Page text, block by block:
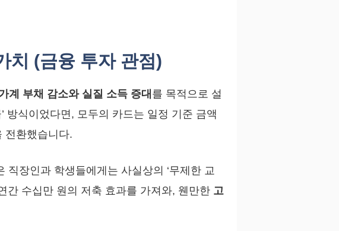
치 (금융 투자 관점)
계 부채 감소와 실질 소득 증대 를 목적으로 설
방식이었다면, 모두의 카드는 일정 기준 금액
전환했습니다.
직장인과 학생들에게는 사실상의 ‘무제한 교
간 수십만 원의 저축 효과를 가져와, 웬만한 고